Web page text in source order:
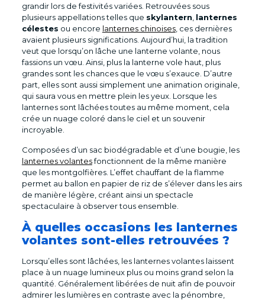
grandir lors de festivités variées. Retrouvées sous
plusieurs appellations telles que skylantern lanternes
célestes ou encore lanternes chinoises, ces dernières
avaient plusieurs significations. Aujourd’hui, la tradition
veut que lorsqu’on lâche une lanterne volante, nous
fassions un vœu. Ainsi, plus la lanterne vole haut, plus
grandes sont les chances que le vœu s’exauce. D’autre
part, elles sont aussi simplement une animation originale,
qui saura vous en mettre plein les yeux. Lorsque les
lanternes sont lâchées toutes au même moment, cela
crée un nuage coloré dans le ciel et un souvenir
incroyable.
Composées d’un sac biodégradable et d’une bougie, les
lanternes volantesfonctionnent de la même manière
que les montgolfières. L’effet chauffant de la flamme
permet au ballon en papier de riz de s’élever dans les airs
de manière légère, créant ainsi un spectacle
spectaculaire à observer tous ensemble.
À quelles occasions les lanternes
volantes sont-elles retrouvées ?
Lorsqu’elles sont lâchées, les lanternes volantes laissent
place à un nuage lumineux plus ou moins grand selon la
quantité. Généralement libérées de nuit afin de pouvoir
admirer les lumières en contraste avec la pénombre,